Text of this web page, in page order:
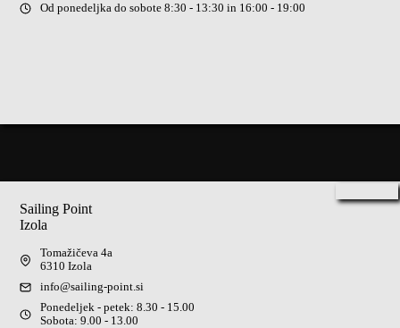
Od ponedeljka do sobote 8:30 - 13:30 in 16:00 - 19:00
Sailing Point
Izola
Tomažičeva 4a
6310 Izola
info@sailing-point.si
Ponedeljek - petek: 8.30 - 15.00
Sobota: 9.00 - 13.00